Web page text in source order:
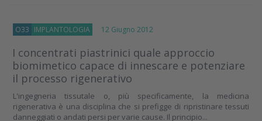
O33 IMPLANTOLOGIA 12 Giugno 2012
I concentrati piastrinici quale approccio
biomimetico capace di innescare e potenziare
il processo rigenerativo
L'ingegneria tissutale o, più specificamente, la medicina
rigenerativa è una disciplina che si prefigge di ripristinare tessuti
danneggiati o andati persi per varie cause. Il principio...